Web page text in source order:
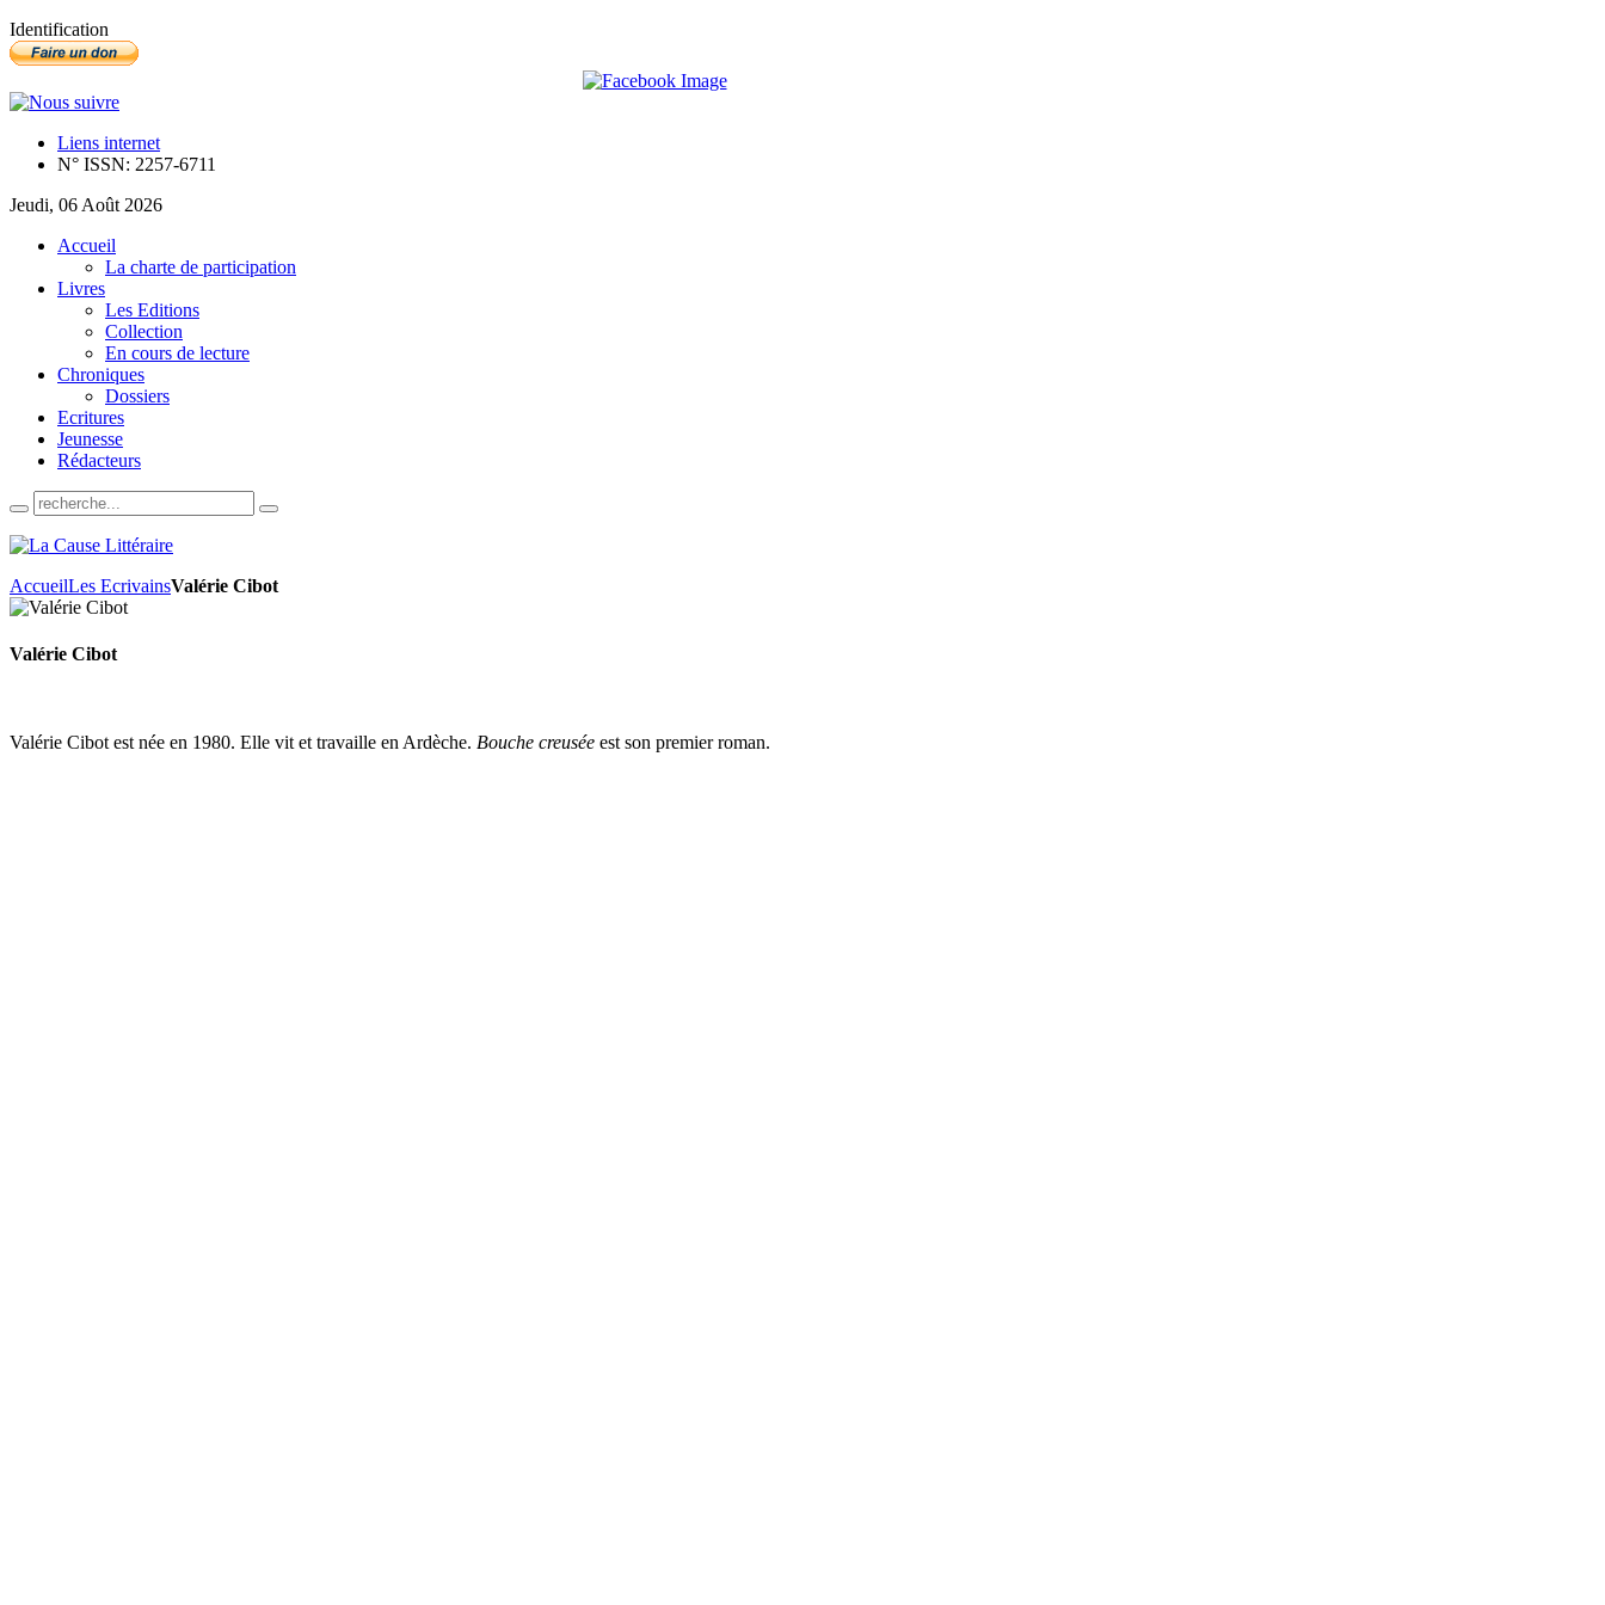
Identification
Liens internet
N° ISSN: 2257-6711
Jeudi, 06 Août 2026
Accueil
La charte de participation
Livres
Les Editions
Collection
En cours de lecture
Chroniques
Dossiers
Ecritures
Jeunesse
Rédacteurs
AccueilLes EcrivainsValérie Cibot
Valérie Cibot
Valérie Cibot est née en 1980. Elle vit et travaille en Ardèche. Bouche creusée est son premier roman.